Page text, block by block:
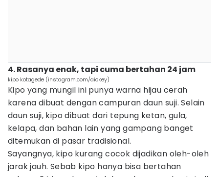
4. Rasanya enak, tapi cuma bertahan 24 jam
kipo kotagede (instagram.com/aiokey)
Kipo yang mungil ini punya warna hijau cerah
karena dibuat dengan campuran daun suji. Selain
daun suji, kipo dibuat dari tepung ketan, gula,
kelapa, dan bahan lain yang gampang banget
ditemukan di pasar tradisional.
Sayangnya, kipo kurang cocok dijadikan oleh-oleh
jarak jauh. Sebab kipo hanya bisa bertahan